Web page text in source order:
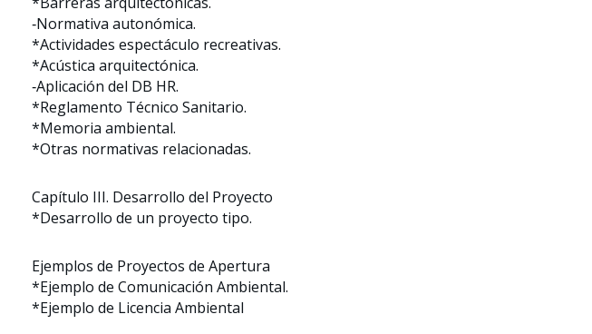
‑Normativa autonómica.
*Actividades espectáculo recreativas.
*Acústica arquitectónica.
‑Aplicación del DB HR.
*Reglamento Técnico Sanitario.
*Memoria ambiental.
*Otras normativas relacionadas.
Capítulo III. Desarrollo del Proyecto
*Desarrollo de un proyecto tipo.
Ejemplos de Proyectos de Apertura
*Ejemplo de Comunicación Ambiental.
*Ejemplo de Licencia Ambiental